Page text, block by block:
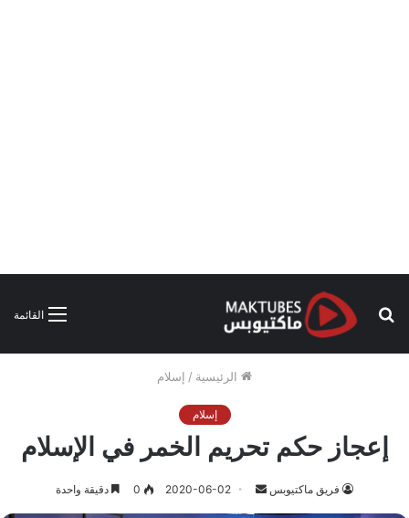
القائمة
بحث
الرئيسية / إسلام
إسلام
إعجاز حكم تحريم الخمر في الإسلام
فريق ماكتيوبس
أرسل 2020-06-02
0 دقيقة واحدة